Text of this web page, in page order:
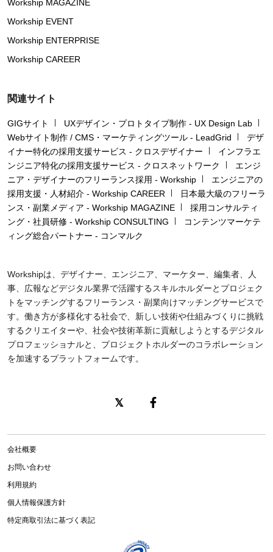
Workship MAGAZINE
Workship EVENT
Workship ENTERPRISE
Workship CAREER
関連サイト
GIGサイト
UXデザイン・プロトタイプ制作 - UX Design Lab
Webサイト制作 / CMS・マーケティングツール - LeadGrid
デザ
イナー特化の採用支援サービス - クロスデザイナー
インフラエ
ンジニア特化の採用支援サービス - クロスネットワーク
エンジ
ニア・デザイナーのフリーランス採用 - Workship
エンジニアの
採用支援・人材紹介 - Workship CAREER
日本最大級のフリーラ
ンス・副業メディア - Workship MAGAZINE
採用コンサルティ
ング・社員研修 - Workship CONSULTING
コンテンツマーケテ
ィング総合パートナー - コンマルク
Workshipは、デザイナー、エンジニア、マーケター、編集者、人
事、広報などデジタル業界で活躍するスキルホルダーとプロジェク
トをマッチングするフリーランス・副業向けマッチングサービスで
す。働き方が多様化する社会で、新しい技術や仕組みづくりに挑戦
するクリエイターや、社会や技術革新に貢献しようとするデジタル
プロフェッショナルと、プロジェクトホルダーのコラボレーション
を加速するプラットフォームです。
会社概要
お問い合わせ
利用規約
個人情報保護方針
特定商取引法に基づく表記